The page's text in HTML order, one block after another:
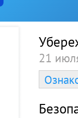
21